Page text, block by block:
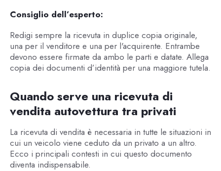
Consiglio dell’esperto:
Redigi sempre la ricevuta in duplice copia originale,
una per il venditore e una per l'acquirente. Entrambe
devono essere firmate da ambo le parti e datate. Allega
copia dei documenti d’identità per una maggiore tutela.
Quando serve una ricevuta di
vendita autovettura tra privati
La ricevuta di vendita è necessaria in tutte le situazioni in
cui un veicolo viene ceduto da un privato a un altro.
Ecco i principali contesti in cui questo documento
diventa indispensabile.